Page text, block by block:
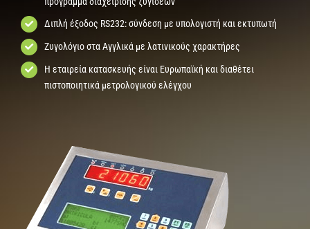
Διπλή έξοδος RS232: σύνδεση με υπολογιστή και εκτυπωτή
Ζυγολόγιο στα Αγγλικά με λατινικούς χαρακτήρες
Η εταιρεία κατασκευής είναι Ευρωπαϊκή και διαθέτει
πιστοποιητικά μετρολογικού ελέγχου